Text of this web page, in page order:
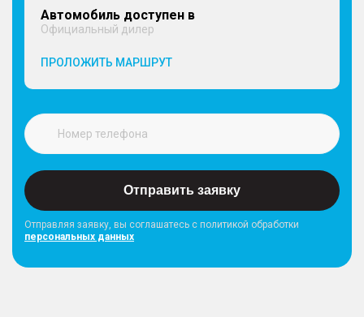
Автомобиль доступен в
Официальный дилер
ПРОЛОЖИТЬ МАРШРУТ
Отправить заявку
Отправляя заявку, вы соглашатесь с политикой обработки
персональных данных